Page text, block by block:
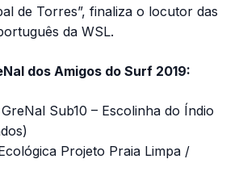
de Torres”, finaliza o locutor das
da WSL.
dos Amigos do Surf 2019:
Sub10 – Escolinha do Índio
Projeto Praia Limpa /